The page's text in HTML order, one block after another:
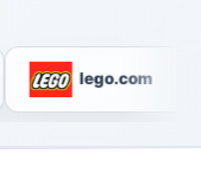
lego.com